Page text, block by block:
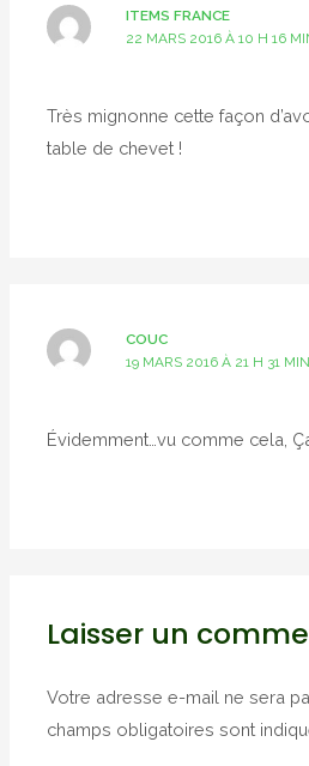
ITEMS FRANCE
22 MARS 2016 À 10 H 16
Très mignonne cette façon
table de chevet !
COUC
19 MARS 2016 À 21 H 31 MIN
Évidemment…vu comme cela,
Laisser un
Votre adresse e-mail ne sera
champs obligatoires sont